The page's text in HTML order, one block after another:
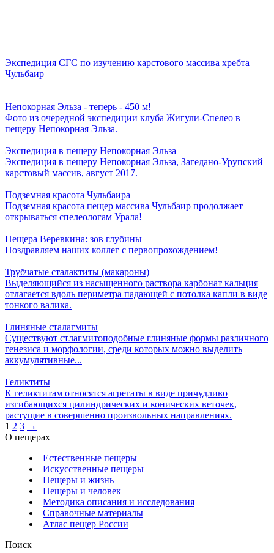
Экспедиция СГС по изучению карстового массива хребта
Чульбаир
Непокорная Эльза - теперь - 450 м!
Фото из очередной экспедиции клуба Жигули-Спелео в
пещеру Непокорная Эльза.
Экспедиция в пещеру Непокорная Эльза
Экспедиция в пещеру Непокорная Эльза, Загедано-Урупский
карстовый массив, август 2017.
Подземная красота Чульбаира
Подземная красота пещер массива Чульбаир продолжает
открываться спелеологам Урала!
Пещера Веревкина: зов глубины
Поздравляем наших коллег с первопрохождением!
Трубчатые сталактиты (макароны)
Выделяющийся из насыщенного раствора карбонат кальция
отлагается вдоль периметра падающей с потолка капли в виде
тонкого валика.
Глиняные сталагмиты
Существуют стлагмитоподобные глиняные формы различного
генезиса и морфологии, среди которых можно выделить
аккумулятивные...
Геликтиты
К геликтитам относятся агрегаты в виде причудливо
изгибающихся цилиндрических и конических веточек,
растущие в совершенно произвольных направлениях.
1 2 3 →
О пещерах
Естественные пещеры
Искусственные пещеры
Пещеры и жизнь
Пещеры и человек
Методика описания и исследования
Справочные материалы
Атлас пещер России
Поиск